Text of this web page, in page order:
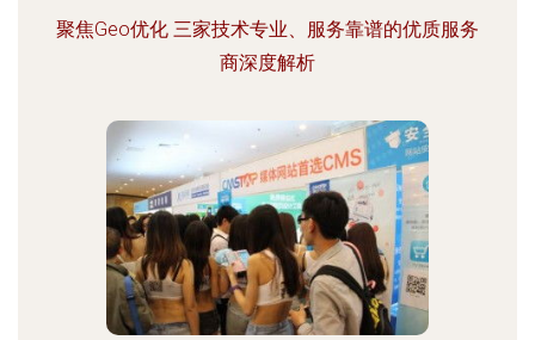
聚焦Geo优化 三家技术专业、服务靠谱的优质服务
商深度解析